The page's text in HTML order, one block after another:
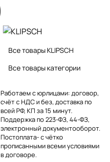
Все товары KLIPSCH
Все товары категории
Работаем с юрлицами: договор,
счёт с НДС и без, доставка по
всей РФ, КП за 15 минут.
Поддержка по 223-ФЗ, 44-ФЗ,
электронный документооборот.
Постоплата- с чётко
прописанными всеми условиями
в договоре.